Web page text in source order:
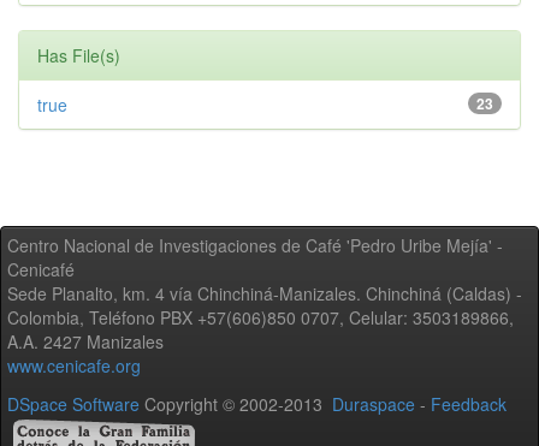
Has File(s)
23
true
Centro Nacional de Investigaciones de Café 'Pedro Uribe Mejía' -
Cenicafé
Sede Planalto, km. 4 vía Chinchiná-Manizales. Chinchiná (Caldas) -
Colombia, Teléfono PBX +57(606)850 0707, Celular: 3503189866,
A.A. 2427 Manizales
www.cenicafe.org
DSpace Software Copyright © 2002-2013 Duraspace - Feedback